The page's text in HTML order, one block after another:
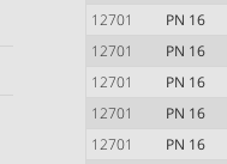
12701
PN 16
12701
PN 16
12701
PN 16
12701
PN 16
12701
PN 16